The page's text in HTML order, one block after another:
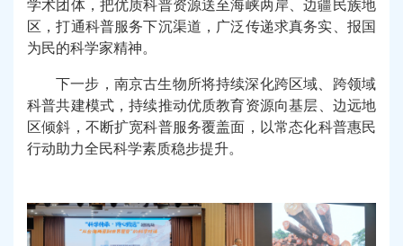
学术团体，把优质科普资源送至海峡两岸、边疆民族地
区，打通科普服务下沉渠道，广泛传递求真务实、报国
为民的科学家精神。
下一步 ，南京古生物所将持续深化跨区域、跨领域
科普共建模式 ，持续推动优质教育资源向基层、边远地
区倾斜 ， 不断扩宽科普服务覆盖面，以常态化科普惠民
行动助力全民科学素质稳步提升。